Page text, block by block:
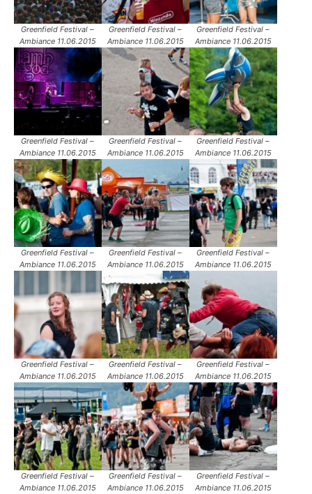
Greenfield Festival –
Ambiance 11.06.2015
Greenfield Festival –
Ambiance 11.06.2015
Greenfield Festival –
Ambiance 11.06.2015
Greenfield Festival –
Ambiance 11.06.2015
Greenfield Festival –
Ambiance 11.06.2015
Greenfield Festival –
Ambiance 11.06.2015
Greenfield Festival –
Ambiance 11.06.2015
Greenfield Festival –
Ambiance 11.06.2015
Greenfield Festival –
Ambiance 11.06.2015
Greenfield Festival –
Ambiance 11.06.2015
Greenfield Festival –
Ambiance 11.06.2015
Greenfield Festival –
Ambiance 11.06.2015
Greenfield Festival –
Ambiance 11.06.2015
Greenfield Festival –
Ambiance 11.06.2015
Greenfield Festival –
Ambiance 11.06.2015